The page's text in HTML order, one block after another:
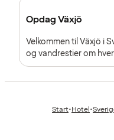
Opdag Växjö
Velkommen til Växjö i
og vandrestier om
Start•Forrige
Hotel•